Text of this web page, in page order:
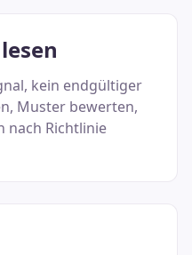
kein endgültiger
Muster bewerten,
nach Richtlinie